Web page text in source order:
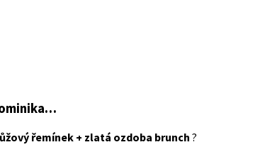
řemínek + zlatá ozdoba brunch ?